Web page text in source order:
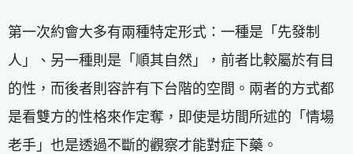
第一次約會大多有兩種特定形式：一種是「先發制
人」、另一種則是「順其自然」，前者比較屬於有目
的性，而後者則容許有下台階的空間。兩者的方式都
是看雙方的性格來作定奪，即使是坊間所述的「情場
老手」也是透過不斷的觀察才能對症下藥。